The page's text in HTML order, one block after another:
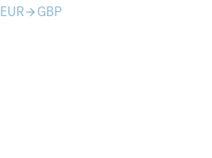
EURarrow_forward GBP